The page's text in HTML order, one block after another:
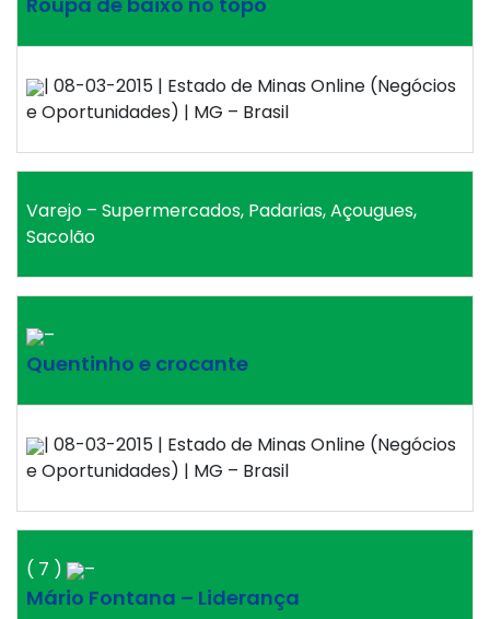
| 08-03-2015 | Estado de Minas Online (Negócios
e Oportunidades) | MG – Brasil
Varejo – Supermercados, Padarias, Açougues,
Sacolão
–
Quentinho e crocante
| 08-03-2015 | Estado de Minas Online (Negócios
e Oportunidades) | MG – Brasil
( 7 ) –
Mário Fontana – Liderança